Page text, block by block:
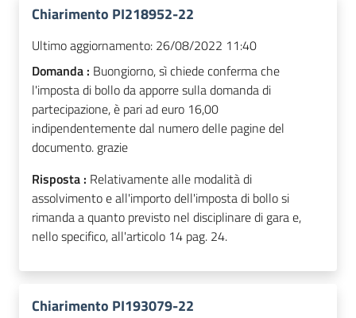
Chiarimento PI218952-22
Ultimo aggiornamento: 26/08/2022 11:40
Domanda : Buongiorno, sì chiede conferma che
l'imposta di bollo da apporre sulla domanda di
partecipazione, è pari ad euro 16,00
indipendentemente dal numero delle pagine del
documento. grazie
Risposta : Relativamente alle modalità di
assolvimento e all'importo dell'imposta di bollo si
rimanda a quanto previsto nel disciplinare di gara e,
nello specifico, all'articolo 14 pag. 24.
Chiarimento PI193079-22